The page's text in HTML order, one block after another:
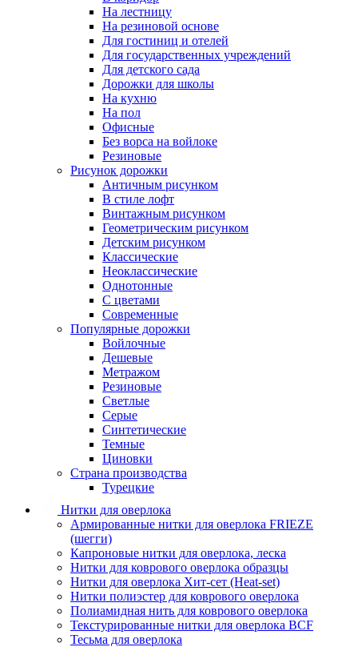
На лестницу
На резиновой основе
Для гостиниц и отелей
Для государственных учреждений
Для детского сада
Дорожки для школы
На кухню
На пол
Офисные
Без ворса на войлоке
Резиновые
Рисунок дорожки
Античным рисунком
В стиле лофт
Винтажным рисунком
Геометрическим рисунком
Детским рисунком
Классические
Неоклассические
Однотонные
С цветами
Современные
Популярные дорожки
Войлочные
Дешевые
Метражом
Резиновые
Светлые
Серые
Синтетические
Темные
Циновки
Страна производства
Турецкие
Нитки для оверлока
Армированные нитки для оверлока FRIEZE
(шегги)
Капроновые нитки для оверлока, леска
Нитки для коврового оверлока образцы
Нитки для оверлока Хит-сет (Heat-set)
Нитки полиэстер для коврового оверлока
Полиамидная нить для коврового оверлока
Текстурированные нитки для оверлока BCF
Тесьма для оверлока